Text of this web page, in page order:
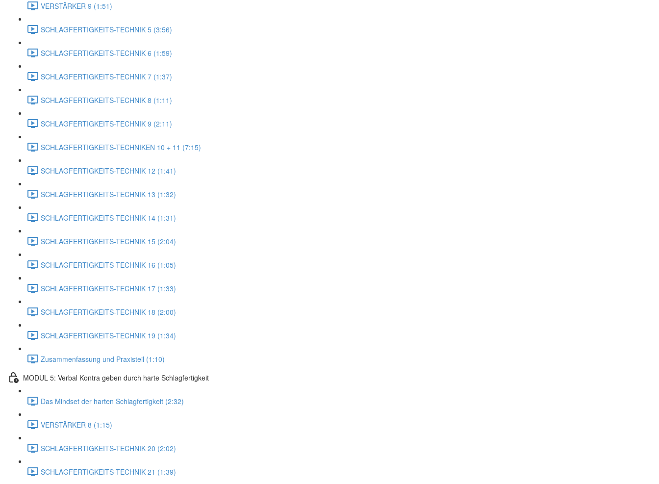
VERSTÄRKER 9 (1:51)
SCHLAGFERTIGKEITS-TECHNIK 5 (3:56)
SCHLAGFERTIGKEITS-TECHNIK 6 (1:59)
SCHLAGFERTIGKEITS-TECHNIK 7 (1:37)
SCHLAGFERTIGKEITS-TECHNIK 8 (1:11)
SCHLAGFERTIGKEITS-TECHNIK 9 (2:11)
SCHLAGFERTIGKEITS-TECHNIKEN 10 + 11 (7:15)
SCHLAGFERTIGKEITS-TECHNIK 12 (1:41)
SCHLAGFERTIGKEITS-TECHNIK 13 (1:32)
SCHLAGFERTIGKEITS-TECHNIK 14 (1:31)
SCHLAGFERTIGKEITS-TECHNIK 15 (2:04)
SCHLAGFERTIGKEITS-TECHNIK 16 (1:05)
SCHLAGFERTIGKEITS-TECHNIK 17 (1:33)
SCHLAGFERTIGKEITS-TECHNIK 18 (2:00)
SCHLAGFERTIGKEITS-TECHNIK 19 (1:34)
Zusammenfassung und Praxisteil (1:10)
MODUL 5: Verbal Kontra geben durch harte Schlagfertigkeit
Das Mindset der harten Schlagfertigkeit (2:32)
VERSTÄRKER 8 (1:15)
SCHLAGFERTIGKEITS-TECHNIK 20 (2:02)
SCHLAGFERTIGKEITS-TECHNIK 21 (1:39)